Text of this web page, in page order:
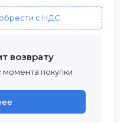
с НДС
возврату
момента покупки